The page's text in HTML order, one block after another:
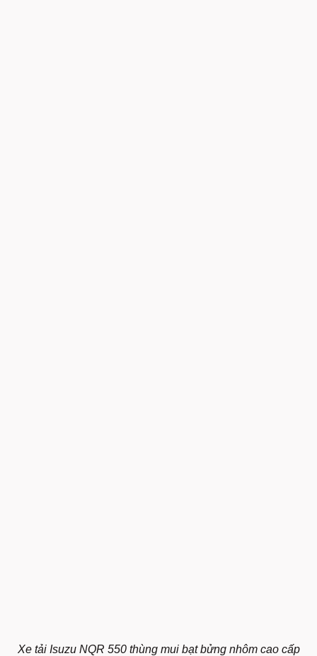
Xe tải Isuzu NQR 550 thùng mui bạt bửng nhôm cao cấp